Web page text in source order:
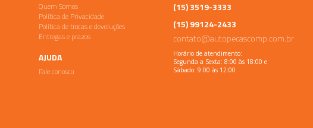
Quem Somos
Política de Privacidade
Política de trocas e devoluções
Entregas e prazos
AJUDA
Fale conosco
(15) 3519-3333
(15) 99124-2433
contato@autopecascomp.com.br
Horário de atendimento:
Segunda a Sexta: 8:00 às 18:00 e
Sábado: 9:00 às 12:00